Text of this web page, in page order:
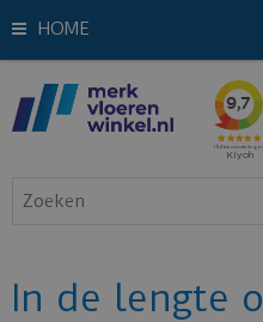
HOME
In de lengte